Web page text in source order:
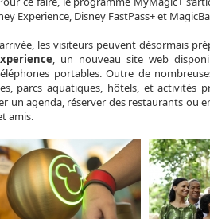
Experience, Disney FastPass+ et
les visiteurs peuvent désormais
, un nouveau site web
portables. Outre de
parcs aquatiques, hôtels, et activités
un agenda, réserver des restaurants ou
amis.